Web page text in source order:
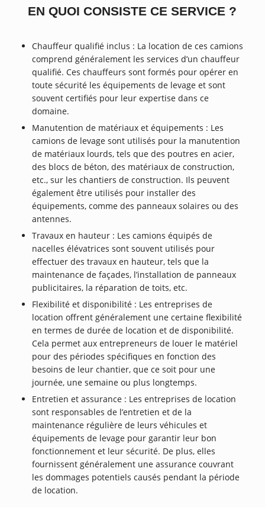
EN QUOI CONSISTE CE SERVICE ?
Chauffeur qualifié inclus : La location de ces camions
comprend généralement les services d’un chauffeur
qualifié. Ces chauffeurs sont formés pour opérer en
toute sécurité les équipements de levage et sont
souvent certifiés pour leur expertise dans ce
domaine.
Manutention de matériaux et équipements : Les
camions de levage sont utilisés pour la manutention
de matériaux lourds, tels que des poutres en acier,
des blocs de béton, des matériaux de construction,
etc., sur les chantiers de construction. Ils peuvent
également être utilisés pour installer des
équipements, comme des panneaux solaires ou des
antennes.
Travaux en hauteur : Les camions équipés de
nacelles élévatrices sont souvent utilisés pour
effectuer des travaux en hauteur, tels que la
maintenance de façades, l’installation de panneaux
publicitaires, la réparation de toits, etc.
Flexibilité et disponibilité : Les entreprises de
location offrent généralement une certaine flexibilité
en termes de durée de location et de disponibilité.
Cela permet aux entrepreneurs de louer le matériel
pour des périodes spécifiques en fonction des
besoins de leur chantier, que ce soit pour une
journée, une semaine ou plus longtemps.
Entretien et assurance : Les entreprises de location
sont responsables de l’entretien et de la
maintenance régulière de leurs véhicules et
équipements de levage pour garantir leur bon
fonctionnement et leur sécurité. De plus, elles
fournissent généralement une assurance couvrant
les dommages potentiels causés pendant la période
de location.